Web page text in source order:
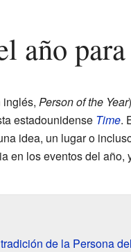
año
inglés, Person of the Year
estadounidense Time.
idea, un lugar o
en los eventos del año,
de la Persona